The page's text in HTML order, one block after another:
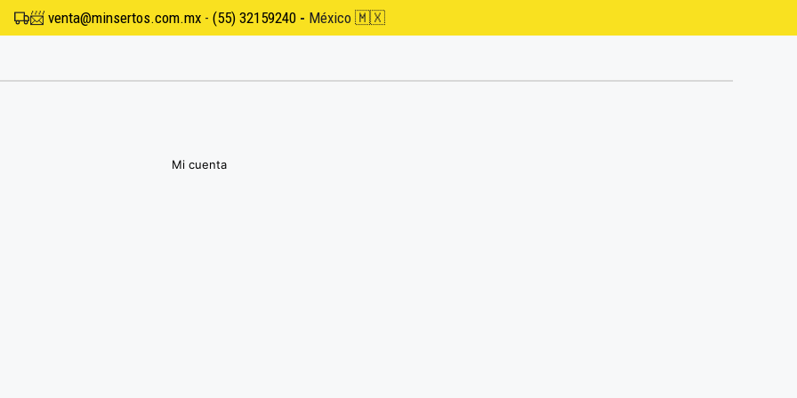
📨 venta@minsertos.com.mx- (55) 32159240 - México 🇲🇽
Mi cuenta